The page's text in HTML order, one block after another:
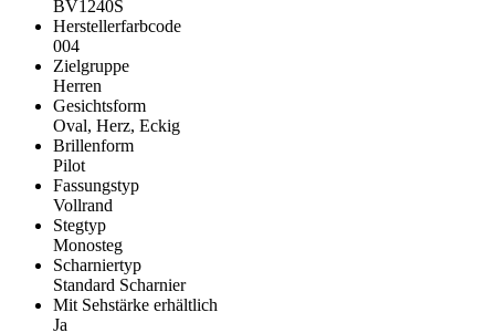
BV1240S
Herstellerfarbcode
004
Zielgruppe
Herren
Gesichtsform
Oval, Herz, Eckig
Brillenform
Pilot
Fassungstyp
Vollrand
Stegtyp
Monosteg
Scharniertyp
Standard Scharnier
Mit Sehstärke erhältlich
Ja